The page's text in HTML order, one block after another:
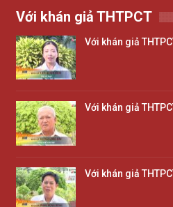
Với khán giả THTPCT
Với khán giả
Với khán giả
Với khán giả